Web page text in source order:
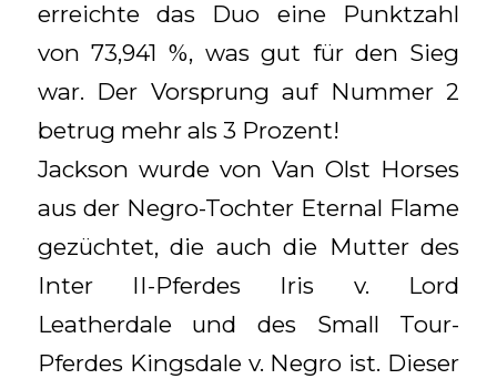
erreichte das Duo eine Punktzahl
von 73,941 %, was gut für den Sieg
war. Der Vorsprung auf Nummer 2
betrug mehr als 3 Prozent!
Jackson wurde von Van Olst Horses
aus der Negro-Tochter Eternal Flame
gezüchtet, die auch die Mutter des
Inter II-Pferdes Iris v. Lord
Leatherdale und des Small Tour-
Pferdes Kingsdale v. Negro ist. Dieser